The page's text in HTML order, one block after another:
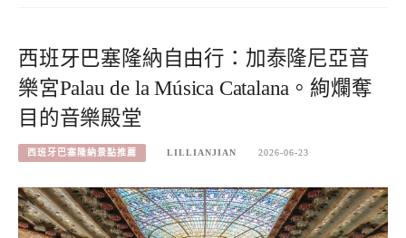
西班牙巴塞隆納自由行：加泰隆尼亞音
樂宮Palau de la Música Catalana。絢爛奪
目的音樂殿堂
西班牙巴塞隆納景點推薦 LILLIANJIAN 2026-06-23